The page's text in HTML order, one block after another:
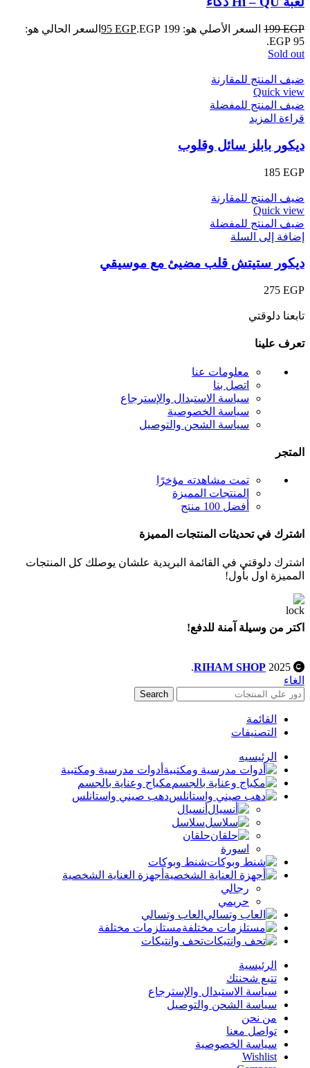
199EGP السعر الأصلي هو: 199 EGP. 95 EGP
السعر الحالي هو:
95 EGP.
Sold out
ضيف المنتج للمقارنة
Quick view
ضيف المنتج للمفضلة
قراءة المزيد
ديكور بابلز سائل وقلوب
185 EGP
ضيف المنتج للمقارنة
Quick view
ضيف المنتج للمفضلة
إضافة إلى السلة
ديكور ستيتش قلب مضيئ مع موسيقي
275 EGP
تابعنا دلوقتي
تعرف علينا
معلومات عنا
اتصل بنا
سياسة الاستبدال والإسترجاع
سياسة الخصوصية
سياسة الشحن والتوصيل
المتجر
تمت مشاهدته مؤخرًا
المنتجات المميزة
أفضل 100 منتج
اشترك في تحديثات المنتجات المميزة
اشترك دلوقتي في القائمة البريدية علشان يوصلك كل المنتجات
المميزة اول بأول!
اكتر من وسيلة آمنة للدفع!
RIHAM SHOP
.
الغاء
Search
القائمة
التصنيفات
الرئيسيه
أدوات مدرسية ومكتبية
مكياج وعناية بالجسم
دهب صيني واستانلس
أنسيال
سلاسل
حلقان
اسورة
شنط وبوكات
أجهزة العناية الشخصية
رجالي
حريمي
العاب وتسالي
مستلزمات مختلفة
تحف وانتيكات
الرئيسية
تتبع شحنتك
سياسة الاستبدال والإسترجاع
سياسة الشحن والتوصيل
من نحن
تواصل معنا
سياسة الخصوصية
Wishlist